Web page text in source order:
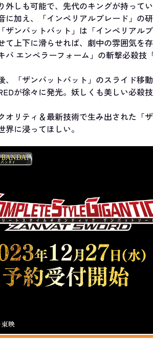
外しも可能で、先代のキングが持って
に加え、「インペリアルブレード」の
ザンバットバット」は「インペリアル
て上下に滑らせれば、劇中の雰囲気を存
バ エンペラーフォーム」の斬撃必殺技
、「ザンバットバット」のスライド移
が徐々に発光。妖しくも美しい必殺
オリティ＆最新技術で生み出された「
界に浸ってほしい。